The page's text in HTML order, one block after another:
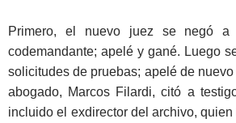
Primero, el nuevo juez se negó a
codemandante; apelé y gané. Luego
solicitudes de pruebas; apelé de
abogado, Marcos Filardi, citó a
incluido el exdirector del archivo,